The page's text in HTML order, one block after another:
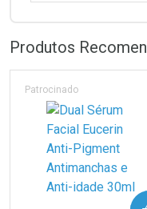
Laboratório
Ativar Desconto
Por Menos
Produtos
Patrocinado